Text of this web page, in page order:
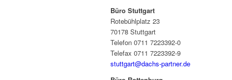
Büro Stuttgart
Rotebühlplatz 23
70178 Stuttgart
Telefon 0711 7223392-0
Telefax 0711 7223392-9
stuttgart@dachs-partner.de